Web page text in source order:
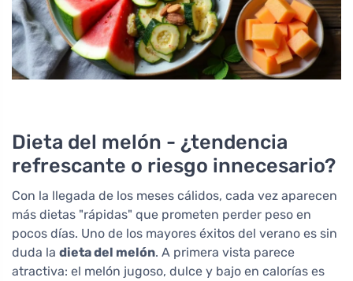
Dieta del melón - ¿tendencia
refrescante o riesgo innecesario?
Con la llegada de los meses cálidos, cada vez aparecen
más dietas "rápidas" que prometen perder peso en
pocos días. Uno de los mayores éxitos del verano es sin
duda la dieta del melón. A primera vista parece
atractiva: el melón jugoso, dulce y bajo en calorías es